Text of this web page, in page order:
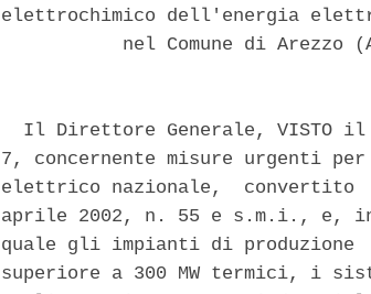
elettrochimico dell'energia
nel Comune di Arezzo
Il Direttore Generale, VISTO
7, concernente misure urgenti
elettrico nazionale,  convertito
aprile 2002, n. 55 e s.m.i., e,
quale gli impianti di
superiore a 300 MW termici, i